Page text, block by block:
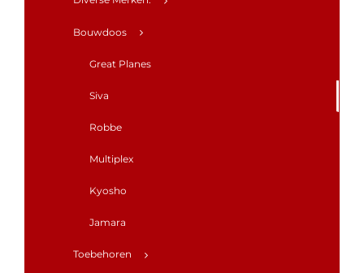
Bouwdoos
Great Planes
Siva
Robbe
Multiplex
Kyosho
Jamara
Toebehoren